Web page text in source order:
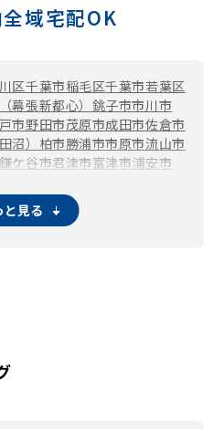
域宅配OK
区千葉市稲毛区千葉市若葉区
幕張新都心） 銚子市市川市
市野田市茂原市成田市佐倉市
沼） 柏市勝浦市市原市流山市
鎌ケ谷市君津市富津市浦安市
白里市酒々井町
山町横芝光町
と見る